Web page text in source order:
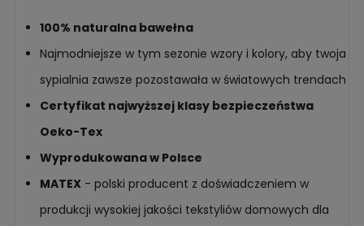
100% naturalna bawełna
Najmodniejsze w tym sezonie wzory i kolory, aby twoja
sypialnia zawsze pozostawała w światowych trendach
Certyfikat najwyższej klasy bezpieczeństwa
Oeko-Tex
Wyprodukowana w Polsce
MATEX - polski producent z doświadczeniem w
produkcji wysokiej jakości tekstyliów domowych dla